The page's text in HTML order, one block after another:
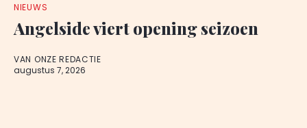
NIEUWS
Angelside viert opening seizoen
VAN ONZE REDACTIE
augustus 7, 2026